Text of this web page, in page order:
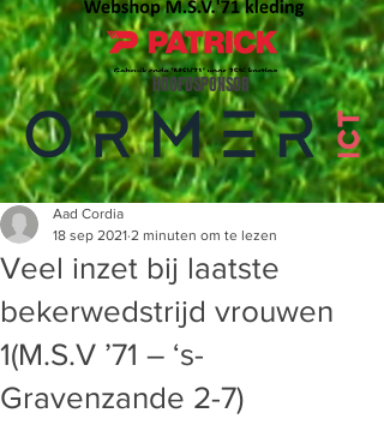
HOOFDSPONSOR
Veel inzet bij laatste
bekerwedstrijd vrouwen
1(M.S.V ’71 – ‘s-
Gravenzande 2-7)
Aad Cordia
18 sep 2021 2 minuten om te lezen